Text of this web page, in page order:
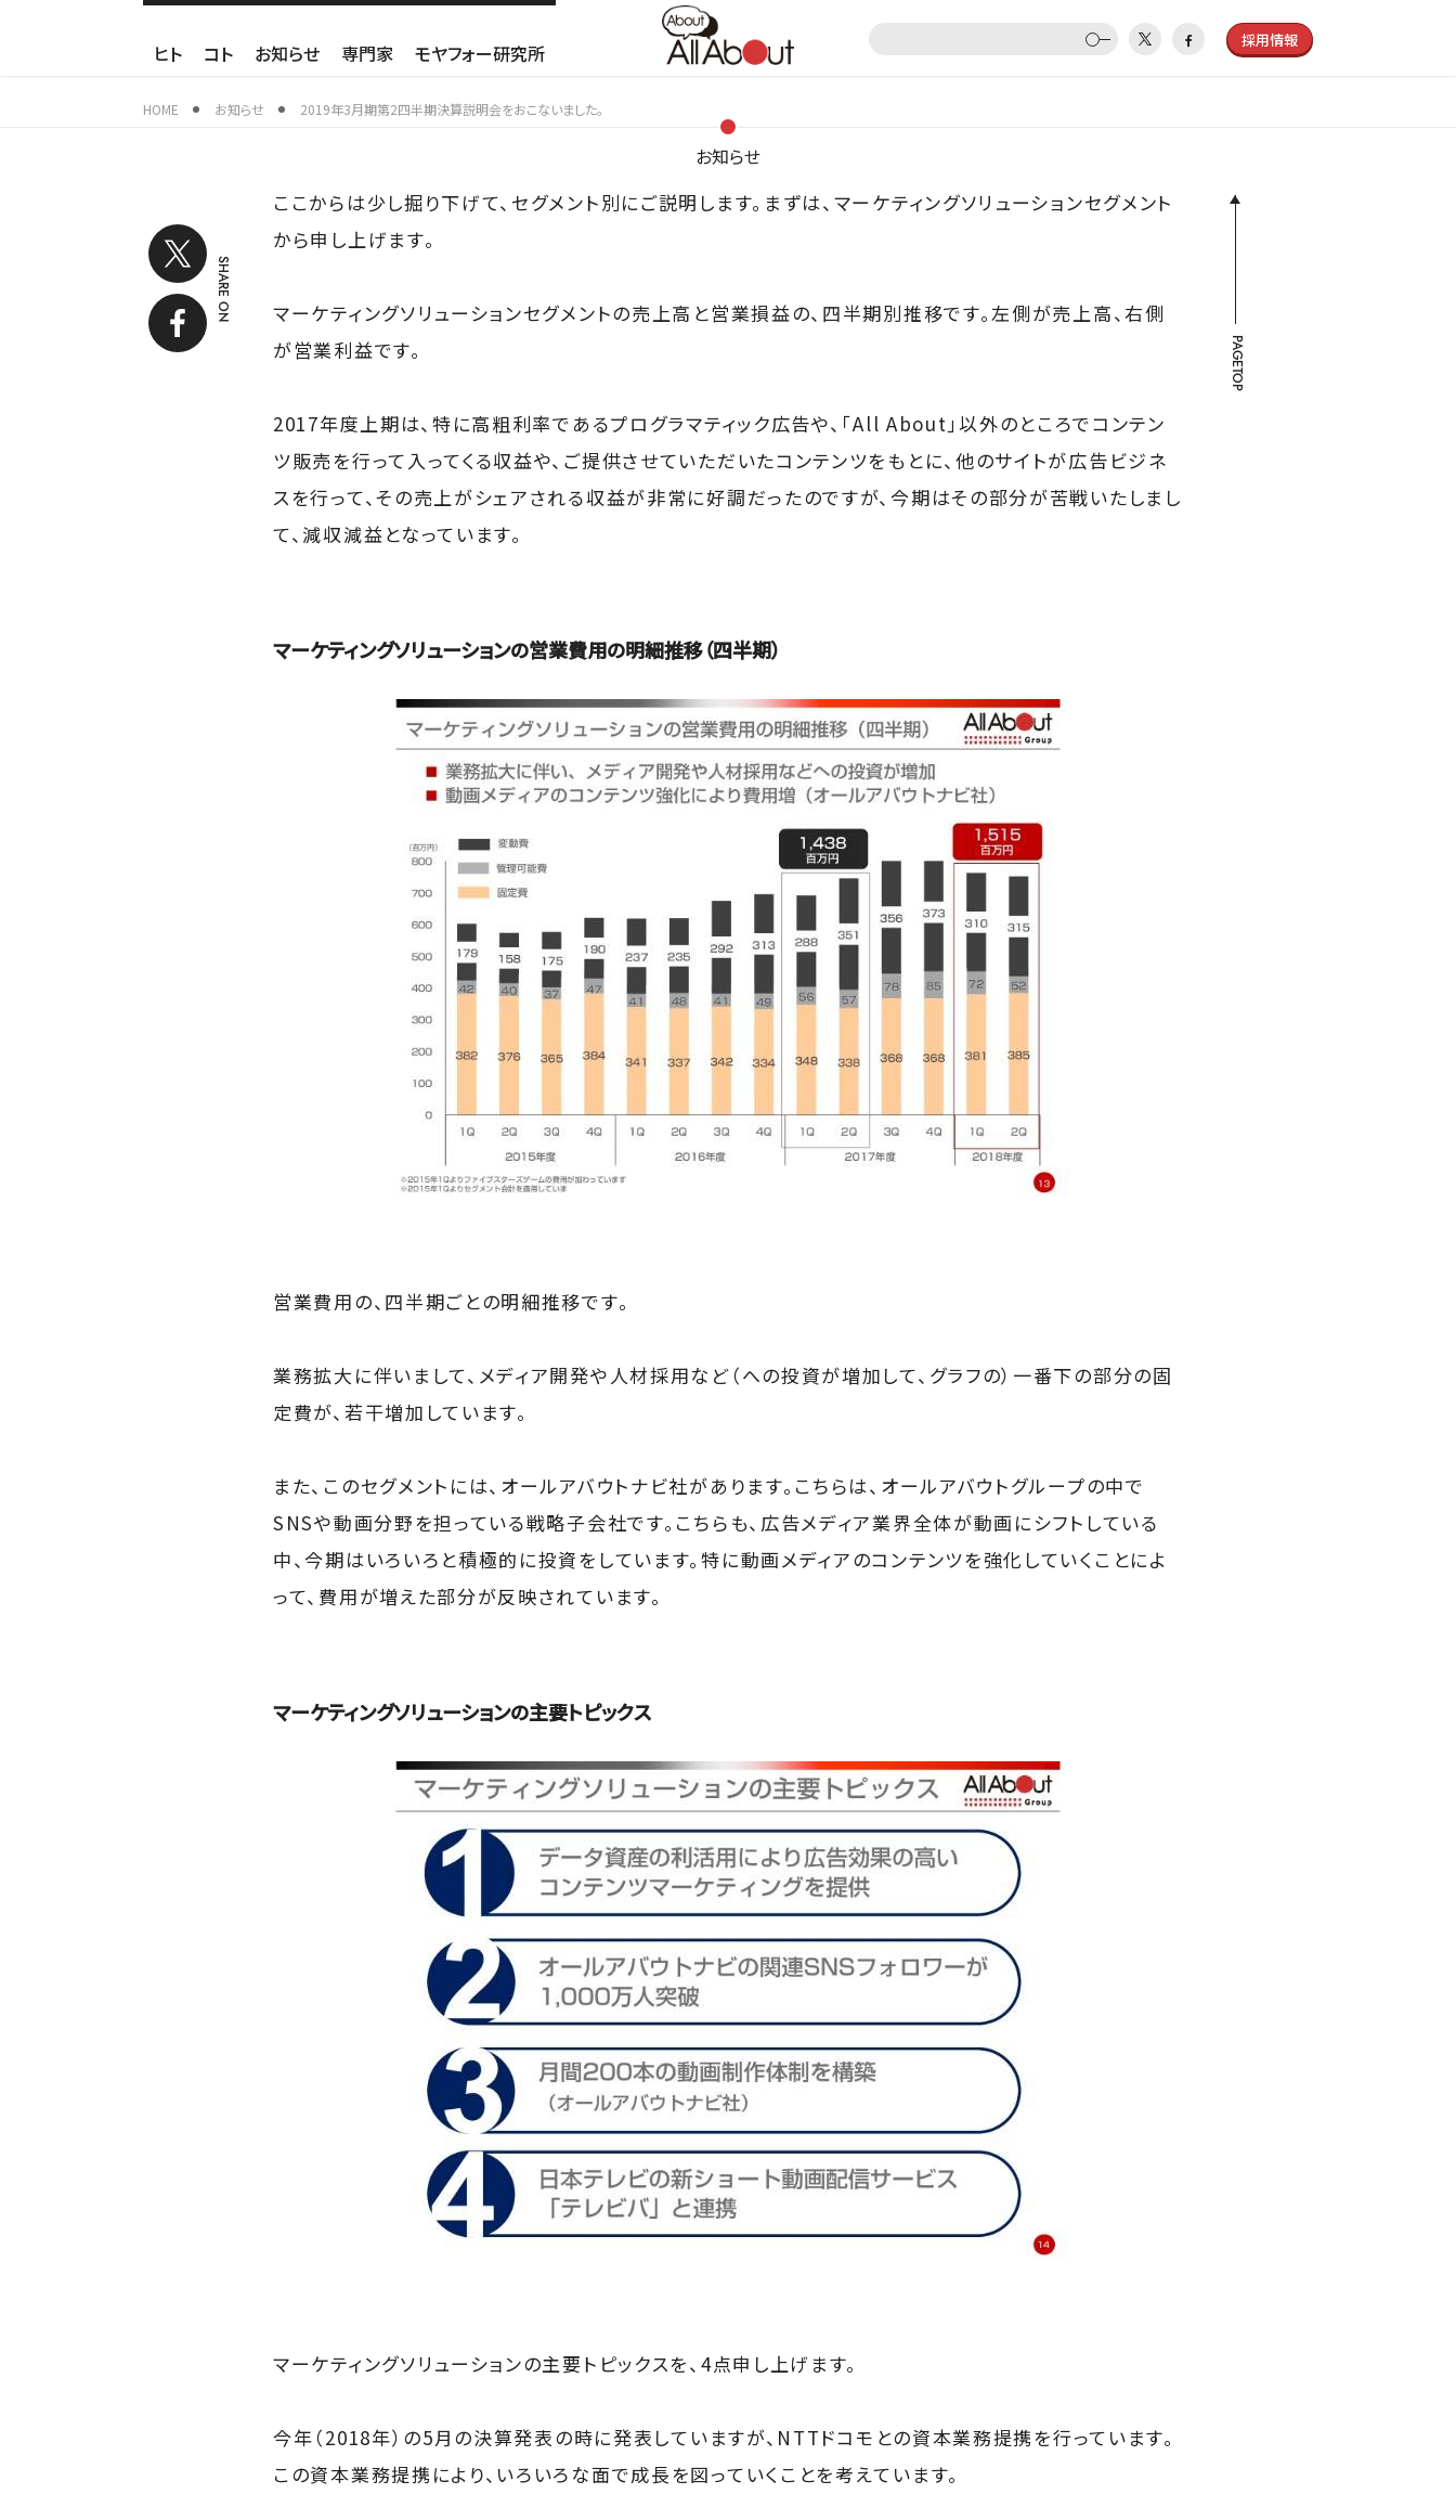
ヒト コト お知らせ 専門家 モヤフォー研究所
採用情報
HOME お知らせ 2019年3月期第2四半期決算説明会をおこないました。
お知らせ
SHARE ON
ここからは少し掘り下げて、セグメント別にご説明します。まずは、マーケティングソリューションセグメント
から申し上げます。
マーケティングソリューションセグメントの売上高と営業損益の、四半期別推移です。左側が売上高、右側
が営業利益です。
2017年度上期は、特に高粗利率であるプログラマティック広告や、「All About」以外のところでコンテン
ツ販売を行って入ってくる収益や、ご提供させていただいたコンテンツをもとに、他のサイトが広告ビジネ
スを行って、その売上がシェアされる収益が非常に好調だったのですが、今期はその部分が苦戦いたしまし
て、減収減益となっています。
マーケティングソリューションの営業費用の明細推移（四半期）
営業費用の、四半期ごとの明細推移です。
業務拡大に伴いまして、メディア開発や人材採用など（への投資が増加して、グラフの）一番下の部分の固
定費が、若干増加しています。
また、このセグメントには、オールアバウトナビ社があります。こちらは、オールアバウトグループの中で
SNSや動画分野を担っている戦略子会社です。こちらも、広告メディア業界全体が動画にシフトしている
中、今期はいろいろと積極的に投資をしています。特に動画メディアのコンテンツを強化していくことによ
って、費用が増えた部分が反映されています。
マーケティングソリューションの主要トピックス
マーケティングソリューションの主要トピックスを、4点申し上げます。
今年（2018年）の5月の決算発表の時に発表していますが、NTTドコモとの資本業務提携を行っています。
この資本業務提携により、いろいろな面で成長を図っていくことを考えています。
PAGETOP